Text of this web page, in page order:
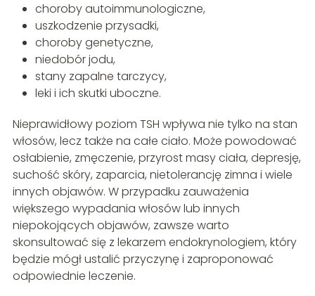
choroby autoimmunologiczne,
uszkodzenie przysadki,
choroby genetyczne,
niedobór jodu,
stany zapalne tarczycy,
leki i ich skutki uboczne.
Nieprawidłowy poziom TSH wpływa nie tylko na stan
włosów, lecz także na całe ciało. Może powodować
osłabienie, zmęczenie, przyrost masy ciała, depresję,
suchość skóry, zaparcia, nietolerancję zimna i wiele
innych objawów. W przypadku zauważenia
większego wypadania włosów lub innych
niepokojących objawów, zawsze warto
skonsultować się z lekarzem endokrynologiem, który
będzie mógł ustalić przyczynę i zaproponować
odpowiednie leczenie.